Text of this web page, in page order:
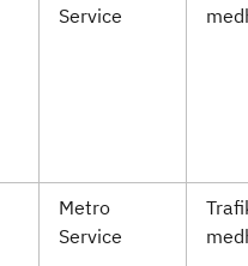
Service
Metro
Service